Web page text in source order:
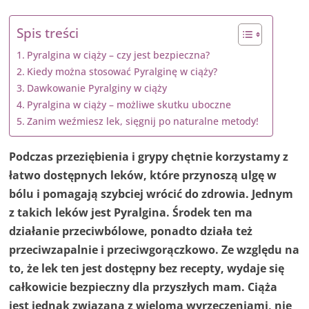
Spis treści
Pyralgina w ciąży – czy jest bezpieczna?
Kiedy można stosować Pyralginę w ciąży?
Dawkowanie Pyralginy w ciąży
Pyralgina w ciąży – możliwe skutku uboczne
Zanim weźmiesz lek, sięgnij po naturalne metody!
Podczas przeziębienia i grypy chętnie korzystamy z
łatwo dostępnych leków, które przynoszą ulgę w
bólu i pomagają szybciej wrócić do zdrowia. Jednym
z takich leków jest Pyralgina. Środek ten ma
działanie przeciwbólowe, ponadto działa też
przeciwzapalnie i przeciwgorączkowo. Ze względu na
to, że lek ten jest dostępny bez recepty, wydaje się
całkowicie bezpieczny dla przyszłych mam. Ciąża
jest jednak związana z wieloma wyrzeczeniami, nie